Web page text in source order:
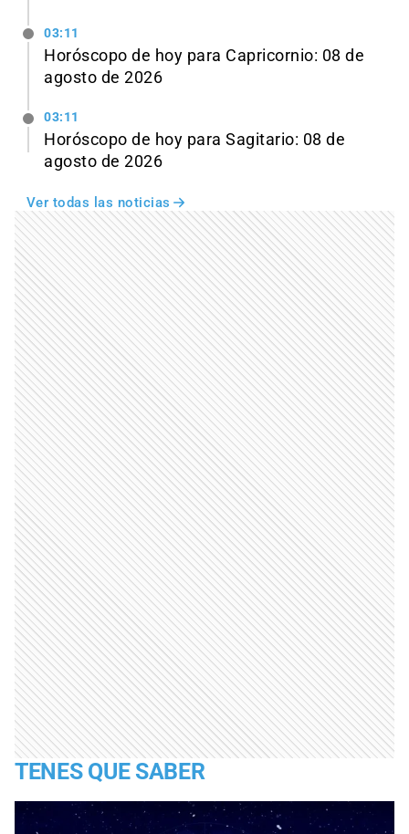
03:11
Horóscopo de hoy para Capricornio: 08 de
agosto de 2026
03:11
Horóscopo de hoy para Sagitario: 08 de
agosto de 2026
Ver todas las noticias
TENES QUE SABER